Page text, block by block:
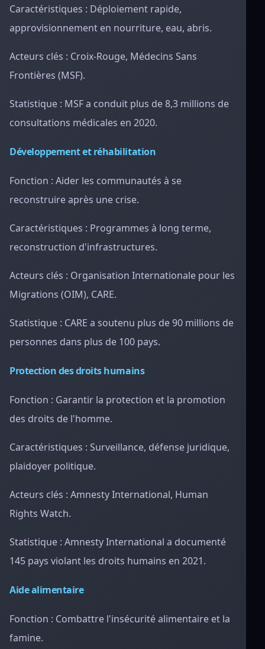
Caractéristiques : Déploiement rapide,
approvisionnement en nourriture, eau, abris.
Acteurs clés : Croix-Rouge, Médecins Sans
Frontières (MSF).
Statistique : MSF a conduit plus de 8,3 millions de
consultations médicales en 2020.
Développement et réhabilitation
Fonction : Aider les communautés à se
reconstruire après une crise.
Caractéristiques : Programmes à long terme,
reconstruction d'infrastructures.
Acteurs clés : Organisation Internationale pour les
Migrations (OIM), CARE.
Statistique : CARE a soutenu plus de 90 millions de
personnes dans plus de 100 pays.
Protection des droits humains
Fonction : Garantir la protection et la promotion
des droits de l'homme.
Caractéristiques : Surveillance, défense juridique,
plaidoyer politique.
Acteurs clés : Amnesty International, Human
Rights Watch.
Statistique : Amnesty International a documenté
145 pays violant les droits humains en 2021.
Aide alimentaire
Fonction : Combattre l'insécurité alimentaire et la
famine.